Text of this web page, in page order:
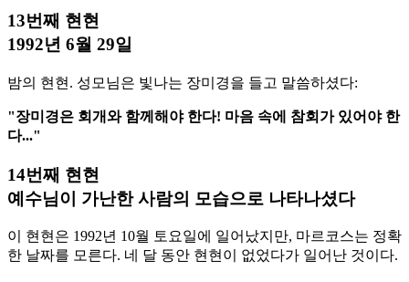
13번째 현현
1992년 6월 29일
밤의 현현. 성모님은 빛나는 장미경을 들고 말씀하셨다:
"장미경은 회개와 함께해야 한다! 마음 속에 참회가 있어야 한
다..."
14번째 현현
예수님이 가난한 사람의 모습으로 나타나셨다
이 현현은 1992년 10월 토요일에 일어났지만, 마르코스는 정확
한 날짜를 모른다. 네 달 동안 현현이 없었다가 일어난 것이다.